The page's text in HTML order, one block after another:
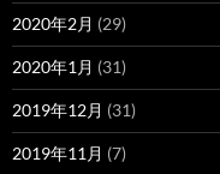
2020年2月 (29)
2020年1月 (31)
2019年12月 (31)
2019年11月 (7)